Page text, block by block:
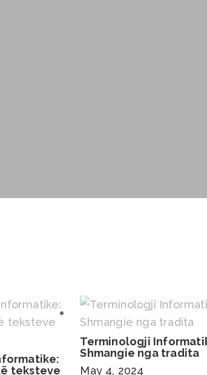
teksteve
Terminologji
Shmangie nga tradita
May 4, 2024